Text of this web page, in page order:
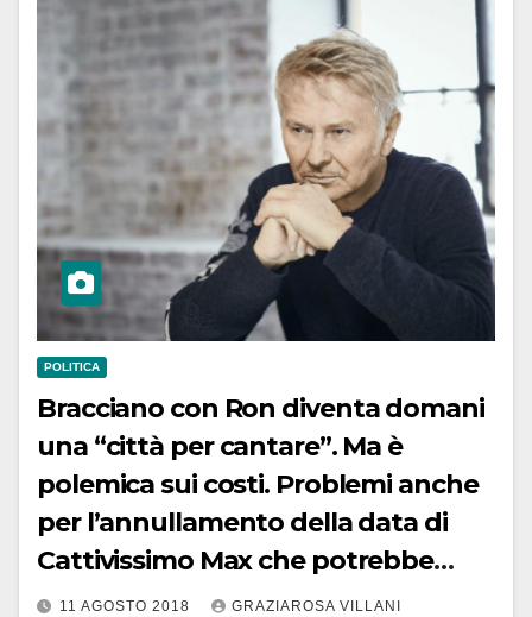
POLITICA
Bracciano con Ron diventa domani
una “città per cantare”. Ma è
polemica sui costi. Problemi anche
per l’annullamento della data di
Cattivissimo Max che potrebbe
chiedere una penale
11 AGOSTO 2018 GRAZIAROSA VILLANI